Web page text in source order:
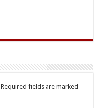
Required fields are marked